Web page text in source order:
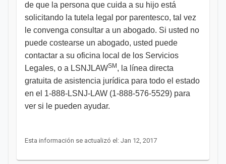
de que la persona que cuida a su hijo está
solicitando la tutela legal por parentesco, tal vez
le convenga consultar a un abogado. Si usted no
puede costearse un abogado, usted puede
contactar a su oficina local de los Servicios
Legales, o a LSNJLAWSM , la línea directa
gratuita de asistencia jurídica para todo el estado
en el 1-888-LSNJ-LAW (1-888-576-5529) para
ver si le pueden ayudar.
Esta información se actualizó el: Jan 12, 2017